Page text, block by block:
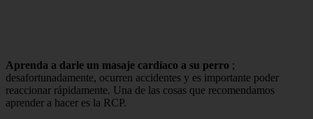
Aprenda a darle un masaje cardíaco a su perro ;
desafortunadamente, ocurren accidentes y es importante poder
reaccionar rápidamente. Una de las cosas que recomendamos
aprender a hacer es la RCP.